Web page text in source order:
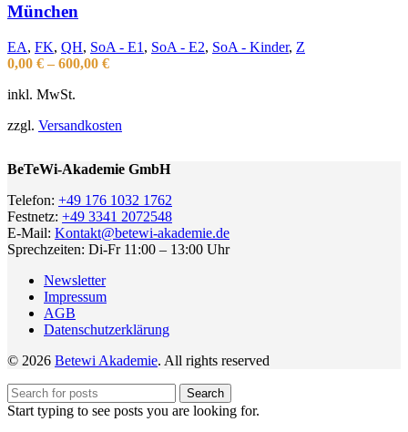
München
EA, FK, QH, SoA - E1 , SoA - E2, SoA - Kinder, Z
0,00 € – 600,00 €
inkl. MwSt.
zzgl. Versandkosten
BeTeWi-Akademie GmbH
Telefon: +49 176 1032 1762
Festnetz: +49 3341 2072548
E-Mail: Kontakt@betewi-akademie.de
Sprechzeiten: Di-Fr 11:00 – 13:00 Uhr
Newsletter
Impressum
AGB
Datenschutzerklärung
© 2026 Betewi Akademie. All rights reserved
Search
Start typing to see posts you are looking for.